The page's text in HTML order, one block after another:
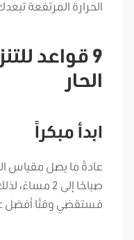
الحرارة المرتفعة
9 قواعد
الحار
ابدأ مبكراً
صباحًا إلى 2
فستقضي وقتًا أفضل